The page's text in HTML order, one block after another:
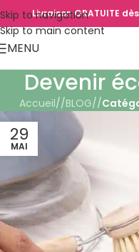
Skip to navigation
Skip to main content
Livraison GRATUITE
MENU
Devenir
Accueil/ BLOG/
29
MAI